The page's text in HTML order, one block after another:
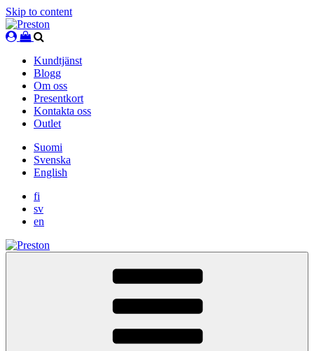
Skip to content
Kundtjänst
Blogg
Om oss
Presentkort
Kontakta oss
Outlet
Suomi
Svenska
English
fi
sv
en